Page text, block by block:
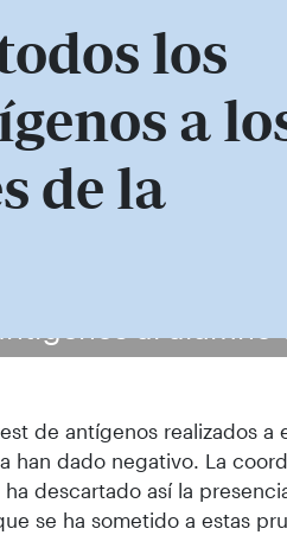
los
a
de la
de antígenos realizados a
han dado negativo. La
ha descartado así la
se ha sometido a estas